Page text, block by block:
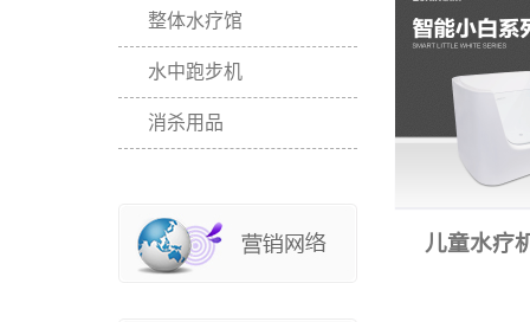
整体水疗馆
水中跑步机
消杀用品
儿童水疗